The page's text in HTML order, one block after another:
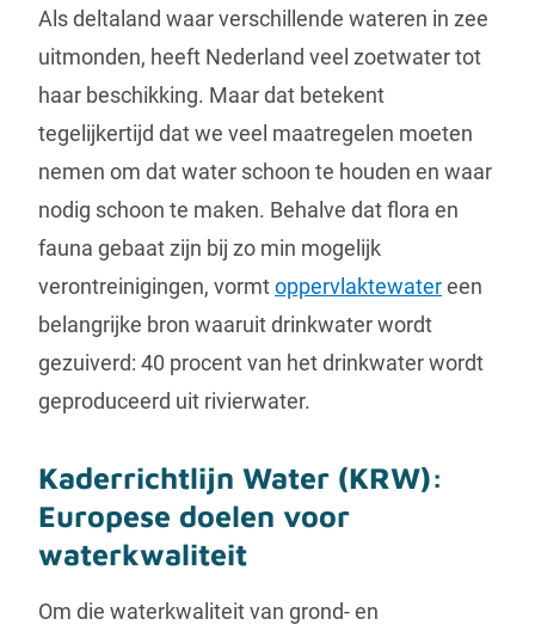
Als deltaland waar verschillende wateren in zee
uitmonden, heeft Nederland veel zoetwater tot
haar beschikking. Maar dat betekent
tegelijkertijd dat we veel maatregelen moeten
nemen om dat water schoon te houden en waar
nodig schoon te maken. Behalve dat flora en
fauna gebaat zijn bij zo min mogelijk
verontreinigingen, vormtoppervlaktewatereen
belangrijke bron waaruit drinkwater wordt
gezuiverd: 40 procent van het drinkwater wordt
geproduceerd uit rivierwater.
Kaderrichtlijn Water (KRW):
Europese doelen voor
waterkwaliteit
Om die waterkwaliteit van grond- en